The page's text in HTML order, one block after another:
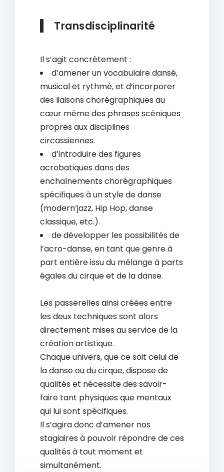
Transdisciplinarité
Il s’agit concrètement :
d’amener un vocabulaire dansé,
musical et rythmé, et d’incorporer
des liaisons chorégraphiques au
cœur même des phrases scéniques
propres aux disciplines
circassiennes.
d’introduire des figures
acrobatiques dans des
enchaînements chorégraphiques
spécifiques à un style de danse
(modern’jazz, Hip Hop, danse
classique, etc.).
de développer les possibilités de
l’acro-danse, en tant que genre à
part entière issu du mélange à parts
égales du cirque et de la danse.
Les passerelles ainsi créées entre
les deux techniques sont alors
directement mises au service de la
création artistique.
Chaque univers, que ce soit celui de
la danse ou du cirque, dispose de
qualités et nécessite des savoir-
faire tant physiques que mentaux
qui lui sont spécifiques.
Il s’agira donc d’amener nos
stagiaires à pouvoir répondre de ces
qualités à tout moment et
simultanément.